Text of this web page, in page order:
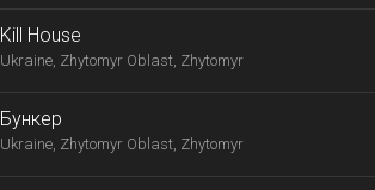
Kill House
Ukraine, Zhytomyr Oblast, Zhytomyr
Бункер
Ukraine, Zhytomyr Oblast, Zhytomyr